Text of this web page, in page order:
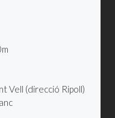
Vell (direcció Ripoll)